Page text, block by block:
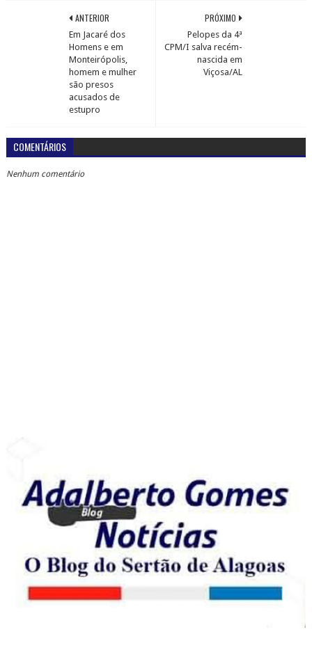
PRÓXIMO
Pelopes da 4ª
CPM/I salva recém-
nascida em
Viçosa/AL
ANTERIOR
Em Jacaré dos
Homens e em
Monteirópolis,
homem e mulher
são presos
acusados de
estupro
COMENTÁRIOS
Nenhum comentário